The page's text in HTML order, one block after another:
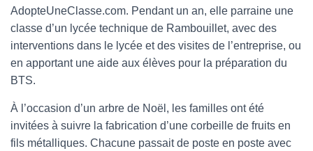
AdopteUneClasse.com. Pendant un an, elle parraine une
classe d’un lycée technique de Rambouillet, avec des
interventions dans le lycée et des visites de l’entreprise, ou
en apportant une aide aux élèves pour la préparation du
BTS.
À l’occasion d’un arbre de Noël, les familles ont été
invitées à suivre la fabrication d’une corbeille de fruits en
fils métalliques. Chacune passait de poste en poste avec